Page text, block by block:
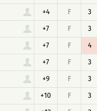
+4 F 3
+7 F 3
+7 F 4
+7 F 3
+9 F 3
+10 F 3